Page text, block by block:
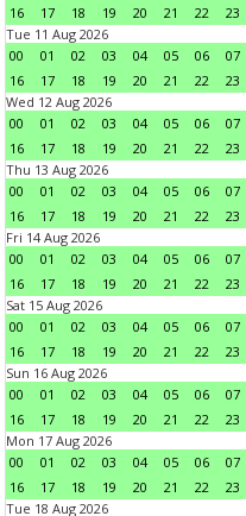
16
17 18 19 20 21 22
23
Tue 11 Aug 2026
00
01 02 03 04 05 06 07
16
17 18 19 20 21 22
23
Wed 12 Aug 2026
00
01 02 03 04 05 06 07
16
17 18 19 20 21 22
23
Thu 13 Aug 2026
00
01 02 03 04 05 06 07
16
17 18 19 20 21 22
23
Fri 14 Aug 2026
00
01 02 03 04 05 06 07
16
17 18 19 20 21 22
23
Sat 15 Aug 2026
00
01 02 03 04 05 06 07
16
17 18 19 20 21 22
23
Sun 16 Aug 2026
00
01 02 03 04 05 06 07
16
17 18 19 20 21 22
23
Mon 17 Aug 2026
00
01 02 03 04 05 06 07
16
17 18 19 20 21 22
23
Tue 18 Aug 2026